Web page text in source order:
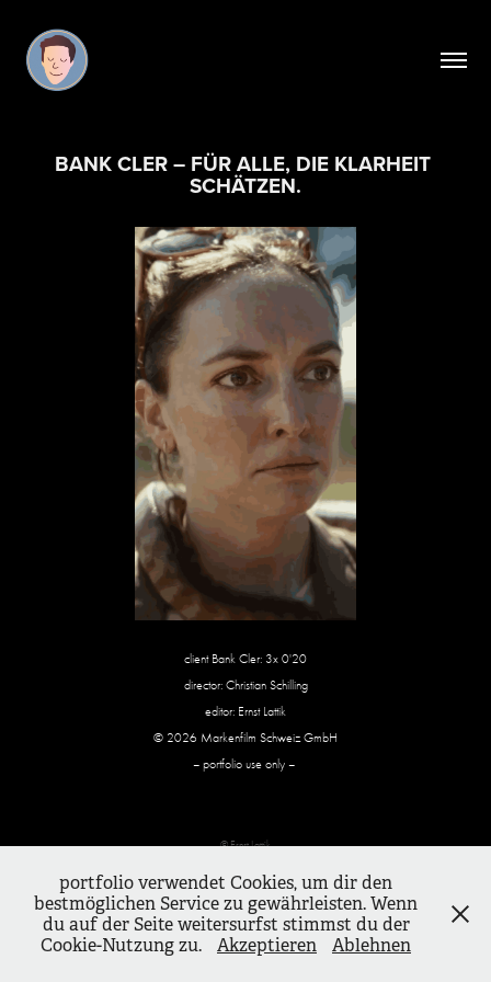
BANK CLER – FÜR ALLE, DIE KLARHEIT
SCHÄTZEN.
client Bank Cler: 3x 0'20
director: Christian Schilling
editor: Ernst Lattik
© 2026 Markenfilm Schweiz GmbH
– portfolio use only –
© Ernst Lattik
portfolio verwendet Cookies, um dir den
bestmöglichen Service zu gewährleisten. Wenn
du auf der Seite weitersurfst stimmst du der
Cookie-Nutzung zu.
Akzeptieren Ablehnen